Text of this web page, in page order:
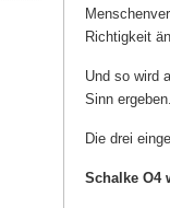
Richtigkeit
Und so wird
Sinn
Die drei
Schalke